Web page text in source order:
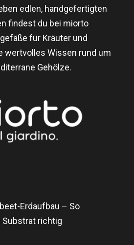
edlen, handgefertigten
findest du bei miorto
für Kräuter und
wertvolles Wissen rund um
Gehölze.
Erdaufbau – So
richtig